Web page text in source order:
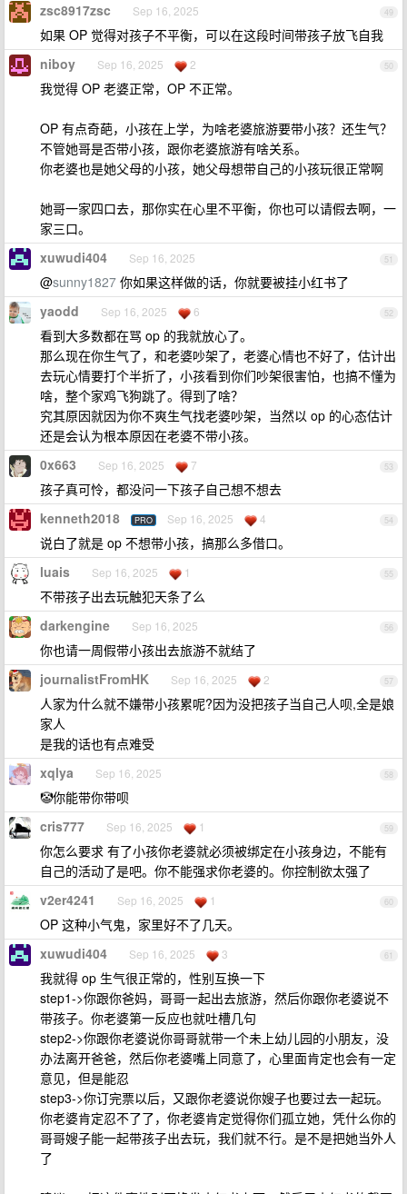
49
zsc8917zsc Sep 16, 2025
如果 OP 觉得对孩子不平衡，可以在这段时间带孩子放飞自我
50
niboy Sep 16, 2025 2
我觉得 OP 老婆正常，OP 不正常。
OP 有点奇葩，小孩在上学，为啥老婆旅游要带小孩？还生气？
不管她哥是否带小孩，跟你老婆旅游有啥关系。
你老婆也是她父母的小孩，她父母想带自己的小孩玩很正常啊
她哥一家四口去，那你实在心里不平衡，你也可以请假去啊，一
家三口。
51
xuwudi404 Sep 16, 2025
@sunny1827 你如果这样做的话，你就要被挂小红书了
52
yaodd Sep 16, 2025 6
看到大多数都在骂 op 的我就放心了。
那么现在你生气了，和老婆吵架了，老婆心情也不好了，估计出
去玩心情要打个半折了，小孩看到你们吵架很害怕，也搞不懂为
啥，整个家鸡飞狗跳了。得到了啥？
究其原因就因为你不爽生气找老婆吵架，当然以 op 的心态估计
还是会认为根本原因在老婆不带小孩。
53
0x663 Sep 16, 2025 7
孩子真可怜，都没问一下孩子自己想不想去
54
kenneth2018 PRO Sep 16, 2025 4
说白了就是 op 不想带小孩，搞那么多借口。
55
luais Sep 16, 2025 1
不带孩子出去玩触犯天条了么
56
darkengine Sep 16, 2025
你也请一周假带小孩出去旅游不就结了
57
journalistFromHK Sep 16, 2025 2
人家为什么就不嫌带小孩累呢?因为没把孩子当自己人呗,全是娘
家人
是我的话也有点难受
58
xqlya Sep 16, 2025
🤡你能带你带呗
59
cris777 Sep 16, 2025 1
你怎么要求 有了小孩你老婆就必须被绑定在小孩身边，不能有
自己的活动了是吧。你不能强求你老婆的。你控制欲太强了
60
v2er4241 Sep 16, 2025 1
OP 这种小气鬼，家里好不了几天。
61
xuwudi404 Sep 16, 2025 3
我就得 op 生气很正常的，性别互换一下
step1->你跟你爸妈，哥哥一起出去旅游，然后你跟你老婆说不
带孩子。你老婆第一反应也就吐槽几句
step2->你跟你老婆说你哥哥就带一个未上幼儿园的小朋友，没
办法离开爸爸，然后你老婆嘴上同意了，心里面肯定也会有一定
意见，但是能忍
step3->你订完票以后，又跟你老婆说你嫂子也要过去一起玩。
你老婆肯定忍不了了，你老婆肯定觉得你们孤立她，凭什么你的
哥哥嫂子能一起带孩子出去玩，我们就不行。是不是把她当外人
了